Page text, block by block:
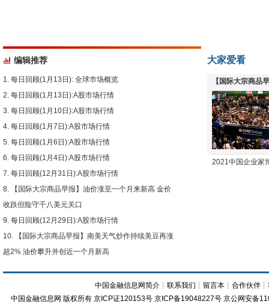
编辑推荐
每日回顾(1月13日): 全球市场概览
每日回顾(1月13日):A股市场行情
每日回顾(1月10日):A股市场行情
每日回顾(1月7日):A股市场行情
每日回顾(1月6日):A股市场行情
每日回顾(1月4日):A股市场行情
每日回顾(12月31日):A股市场行情
【国际大宗商品早报】油价涨至一个月来新高 金价
收跌但险守千八美元关口
每日回顾(12月29日):A股市场行情
【国际大宗商品早报】南美天气炒作持续美豆再涨
超2% 油价攀升并创近一个月新高
大家爱看
【国际大宗商品
下跌
2021中国企业家
中国金融信息网简介 ┊联系我们 ┊ 留言本 ┊合作伙伴 ┊
中国金融信息网 版权所有 京ICP证120153号 京ICP备19048227号 京公网安备